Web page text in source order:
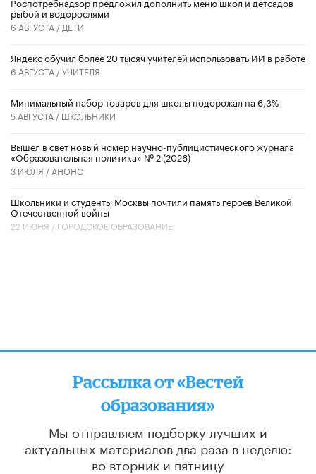
рыбой и водорослями
6 АВГУСТА / ДЕТИ
​Яндекс обучил более 20 тысяч учителей использовать ИИ в работе
6 АВГУСТА /УЧИТЕЛЯ
Минимальный набор товаров для школы подорожал на 6,3%
5 АВГУСТА / ШКОЛЬНИКИ
Вышел в свет новый номер научно-публицистического журнала
«Образовательная политика» № 2 (2026)
3 ИЮЛЯ / АНОНС
Школьники и студенты Москвы почтили память героев Великой
Отечественной войны
22 ИЮНЯ / ГОРОДСКОЕ ОБРАЗОВАНИЕ
Рассылка от «Вестей
образования»
Мы отправляем подборку лучших и
актуальных материалов два раза в неделю:
во вторник и пятницу